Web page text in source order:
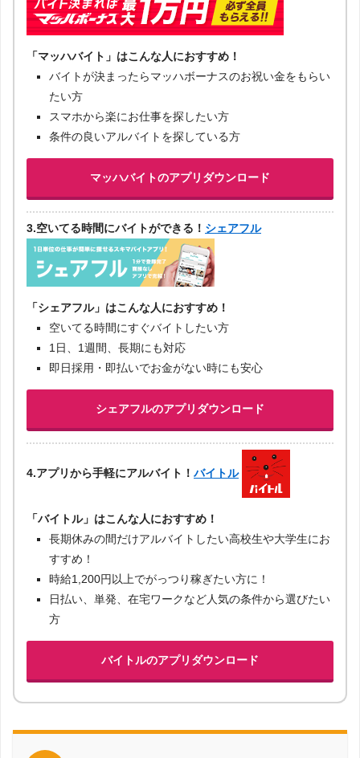
「マッハバイト」はこんな人におすすめ！
バイトが決まったらマッハボーナスのお祝い金をもらい
たい方
スマホから楽にお仕事を探したい方
条件の良いアルバイトを探している方
マッハバイトのアプリダウンロード
3.空いてる時間にバイトができる！ シェアフル
「シェアフル」はこんな人におすすめ！
空いてる時間にすぐバイトしたい方
1日、1週間、長期にも対応
即日採用・即払いでお金がない時にも安心
シェアフルのアプリダウンロード
4.アプリから手軽にアルバイト！ バイトル
「バイトル」はこんな人におすすめ！
長期休みの間だけアルバイトしたい高校生や大学生にお
すすめ！
時給1,200円以上でがっつり稼ぎたい方に！
日払い、単発、在宅ワークなど人気の条件から選びたい
方
バイトルのアプリダウンロード